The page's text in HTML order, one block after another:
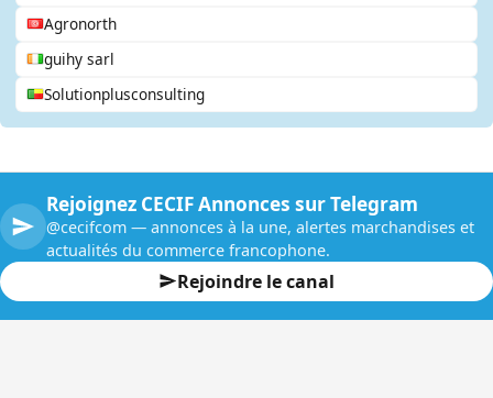
Agronorth
guihy sarl
Solutionplusconsulting
Rejoignez CECIF Annonces sur Telegram
@cecifcom — annonces à la une, alertes marchandises et
actualités du commerce francophone.
Rejoindre le canal